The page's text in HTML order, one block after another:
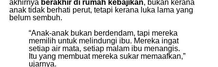
akhirnya berakhir di rumah kebajikan, bukan kerana
anak tidak berhati perut, tetapi kerana luka lama yang
belum sembuh.
“Anak-anak bukan berdendam, tapi mereka
memilih untuk melindungi ibu. Mereka ingat
setiap air mata, setiap malam ibu menangis.
Itu yang membuat mereka sukar memaafkan,”
ujarnya.